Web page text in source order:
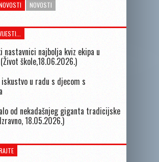
NOVOSTI
nastavnici najbolja kviz ekipa u
škole,18.06.2026.)
iskustvo u radu s djecom s
od nekadašnjeg giganta tradicijske
18.05.2026.)